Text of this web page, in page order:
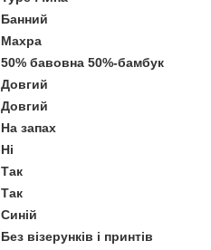
Банний
Махра
50% бавовна 50%-бамбук
Довгий
Довгий
На запах
Ні
Так
Так
Синій
Без візерунків і принтів